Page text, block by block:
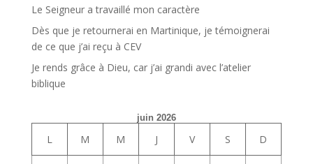
Le Seigneur a travaillé mon caractère
Dès que je retournerai en Martinique, je témoignerai
de ce que j’ai reçu à CEV
Je rends grâce à Dieu, car j’ai grandi avec l’atelier
biblique
juin 2026
L M M J V S D